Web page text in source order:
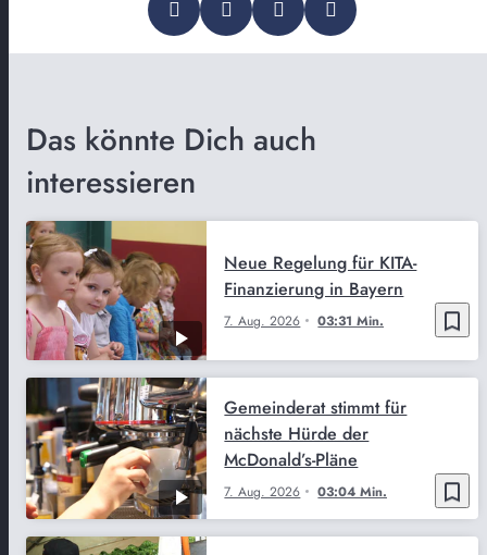
Das könnte Dich auch
interessieren
bookmark_border
7. Aug. 2026 03:31 Min.
Neue Regelung für KITA-
Finanzierung in Bayern
bookmark_border
7. Aug. 2026 03:04 Min.
Gemeinderat stimmt für
nächste Hürde der
McDonald’s-Pläne